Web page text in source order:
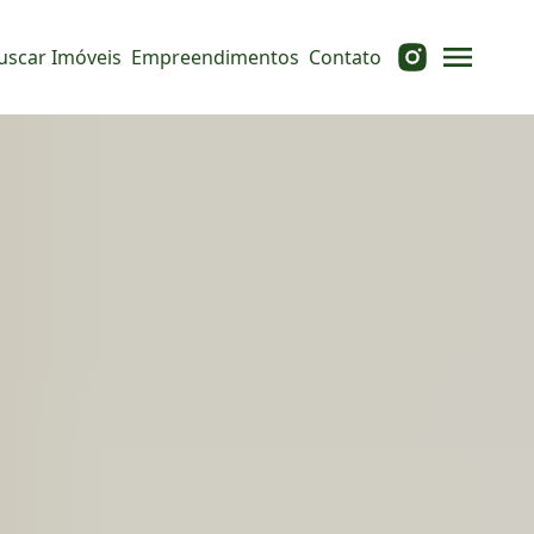
Imóveis Empreendimentos Contato